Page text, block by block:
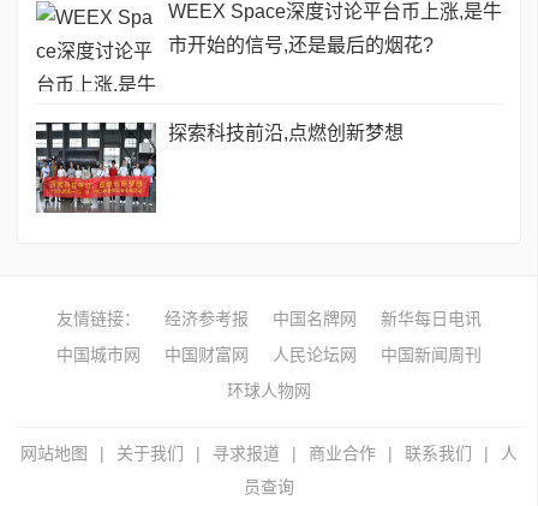
WEEX Space深度讨论平台币上涨,是牛
市开始的信号,还是最后的烟花?
探索科技前沿,点燃创新梦想
友情链接： 经济参考报 中国名牌网
新华每日电讯
中国城市网
中国财富网 人民论坛网
中国新闻周刊
环球人物网
网站地图 | 关于我们 | 寻求报道 | 商业合作 | 联系我们 |
人
员查询